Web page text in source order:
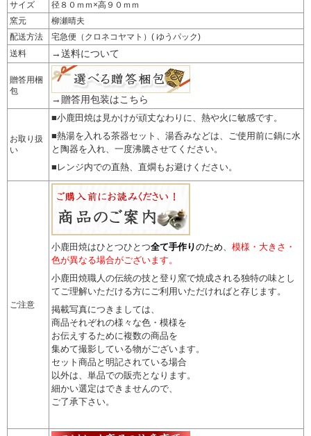
サイズ
径８０ｍｍ×高９０ｍｍ
窯元
柳瀬晴夫
配送方法
宅急便（クロネコヤマト）( ゆうパック)
送料
→送料について
贈答用梱
包
→贈答用包装はこちら
お取り扱
い
■小鹿田焼は見かけが頑丈なわりに、熱や火に敏感です。
■熱湯を入れる茶器セット、湯呑みなどは、ご使用前に鍋に水
と陶器を入れ、一度沸騰させてください。
■レンジ内での直熱、直燗もお避けください。
ご注意
小鹿田焼はひとつひとつ全て手作りのため
模様・大きさ・
色が異なる場合がございます。
小鹿田焼職人の伝統の技と登り窯で焼成される独特の味とし
てご理解いただける方にご利用いただければと存じます。
掲載写真につきましては、
商品それぞれの様々な色・模様を
お伝えするために複数の商品を
集めて撮影している物がございます。
セット商品と明記されている場合
以外は、単品での販売となります。
細かい選定はできませんので
ご了承下さい。